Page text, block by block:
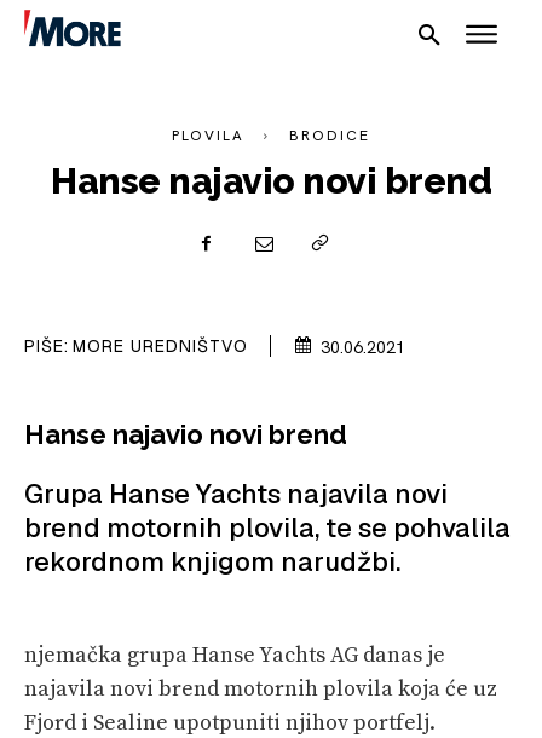
PLOVILA
PLOVIDBA
SPIZA
PRETPLATA
SHOP
PLOVILA BRODICE
Hanse najavio novi brend
PIŠE: MORE UREDNIŠTVO 30.06.2021
Hanse najavio novi brend
Grupa Hanse Yachts najavila novi
brend motornih plovila, te se pohvalila
rekordnom knjigom narudžbi.
njemačka grupa Hanse Yachts AG danas je
najavila novi brend motornih plovila koja će uz
Fjord i Sealine upotpuniti njihov portfelj.